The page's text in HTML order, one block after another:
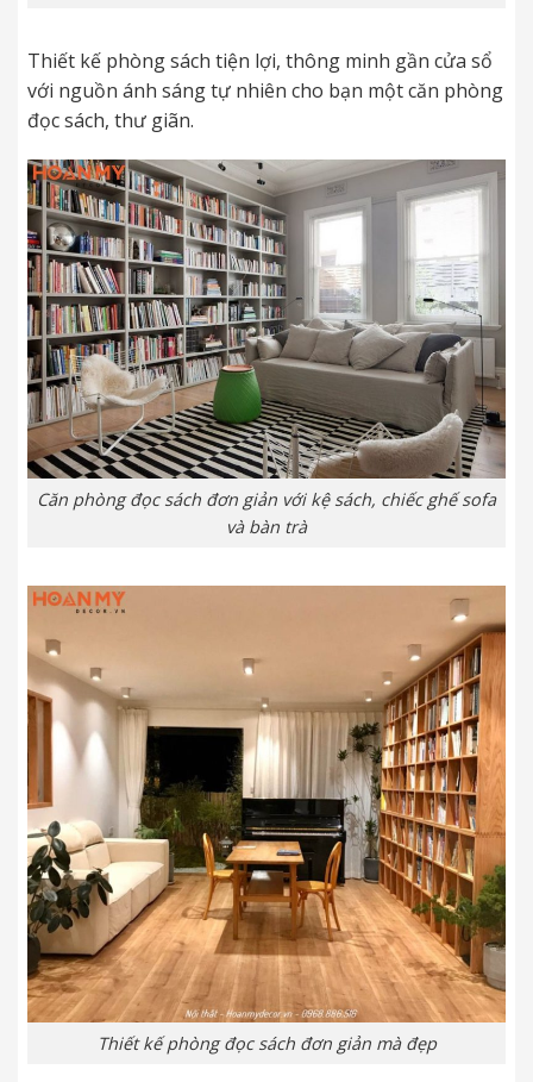
Thiết kế phòng sách tiện lợi, thông minh gần cửa sổ
với nguồn ánh sáng tự nhiên cho bạn một căn phòng
đọc sách, thư giãn.
Căn phòng đọc sách đơn giản với kệ sách, chiếc ghế sofa
và bàn trà
Thiết kế phòng đọc sách đơn giản mà đẹp